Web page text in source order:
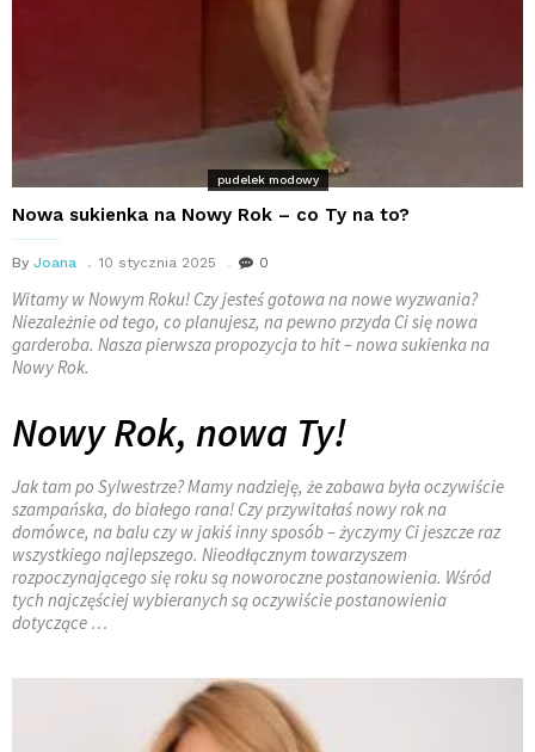
pudelek modowy
Nowa sukienka na Nowy Rok – co Ty na to?
By Joana 10 stycznia 2025 0
Witamy w Nowym Roku! Czy jesteś gotowa na nowe wyzwania?
Niezależnie od tego, co planujesz, na pewno przyda Ci się nowa
garderoba. Nasza pierwsza propozycja to hit – nowa sukienka na
Nowy Rok.
Nowy Rok, nowa Ty!
Jak tam po Sylwestrze? Mamy nadzieję, że zabawa była oczywiście
szampańska, do białego rana! Czy przywitałaś nowy rok na
domówce, na balu czy w jakiś inny sposób – życzymy Ci jeszcze raz
wszystkiego najlepszego. Nieodłącznym towarzyszem
rozpoczynającego się roku są noworoczne postanowienia. Wśród
tych najczęściej wybieranych są oczywiście postanowienia
dotyczące …